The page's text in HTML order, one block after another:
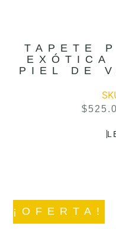
TAPETE
EXÓTICA
PIEL DE
$
¡OFERTA!